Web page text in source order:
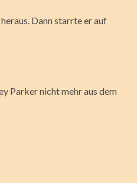
Dann starrte er auf
Parker nicht mehr aus dem